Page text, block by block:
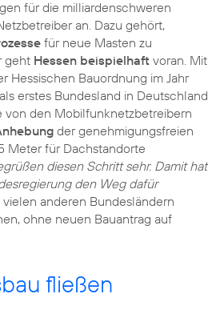
für die milliardenschweren
an. Dazu gehört,
für neue Masten zu
geht Hessen beispielhaft voran. Mit
Hessischen Bauordnung im Jahr
erstes Bundesland in Deutschland
von den Mobilfunknetzbetreibern
der genehmigungsfreien
Meter für Dachstandorte
diesen Schritt sehr. Damit hat
den Weg dafür
vielen anderen Bundesländern
ohne neuen Bauantrag auf
fließen